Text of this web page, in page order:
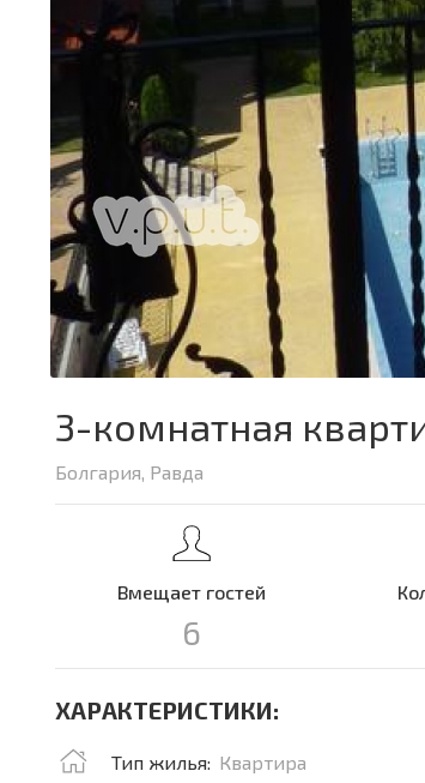
3-комнатная
Болгария, Равда
Вмещает гостей
6
ХАРАКТЕРИСТИКИ:
Тип жилья: Квартира